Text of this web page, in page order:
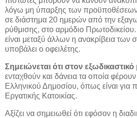
λόγω μη ύπαρξης των
σε διάστημα 20 ημερών από την
ρύθμισης, στο αρμόδιο
είναι μεταξύ άλλων η ανακρίβεια των
υποβάλει ο οφειλέτης.
Σημειώνεται ότι στον εξωδικαστικό
ενταχθούν και δάνεια τα οποία
Ελληνικού Δημοσίου, όπως είναι για
Εργατικής Κατοικίας.
Αξίζει να σημειωθεί ότι εφόσον η